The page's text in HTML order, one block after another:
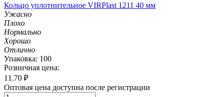
Кольцо уплотнительное VIRPlast 1211 40 мм
Ужасно
Плохо
Нормально
Хорошо
Отлично
Упаковка: 100
Розничная цена:
11.70 ₽
Оптовая цена доступна после регистрации